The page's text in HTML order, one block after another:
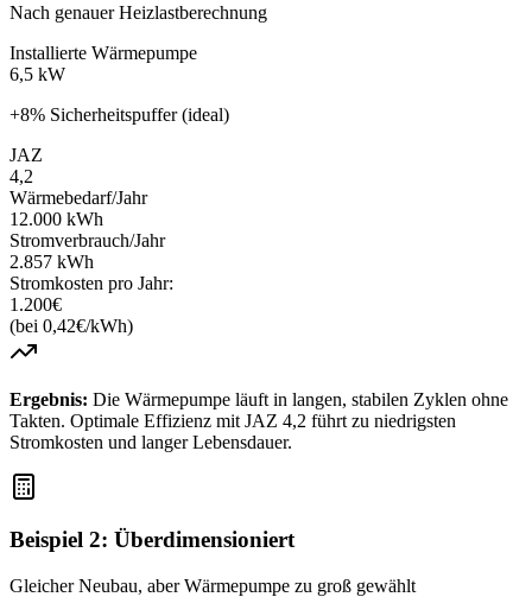
Nach genauer Heizlastberechnung
Installierte Wärmepumpe
6,5 kW
+8% Sicherheitspuffer (ideal)
JAZ
4,2
Wärmebedarf/Jahr
12.000 kWh
Stromverbrauch/Jahr
2.857 kWh
Stromkosten pro Jahr:
1.200€
(bei 0,42€/kWh)
Ergebnis: Die Wärmepumpe läuft in langen, stabilen Zyklen ohne
Takten. Optimale Effizienz mit JAZ 4,2 führt zu niedrigsten
Stromkosten und langer Lebensdauer.
Beispiel 2: Überdimensioniert
Gleicher Neubau, aber Wärmepumpe zu groß gewählt